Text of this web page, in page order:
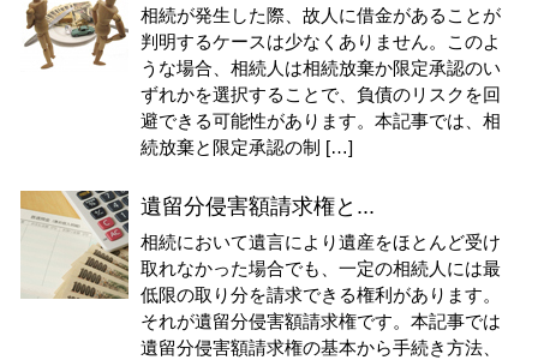
相続が発生した際、故人に借金があることが
判明するケースは少なくありません。このよ
うな場合、相続人は相続放棄か限定承認のい
ずれかを選択することで、負債のリスクを回
避できる可能性があります。本記事では、相
続放棄と限定承認の制 […]
遺留分侵害額請求権と...
相続において遺言により遺産をほとんど受け
取れなかった場合でも、一定の相続人には最
低限の取り分を請求できる権利があります。
それが遺留分侵害額請求権です。本記事では
遺留分侵害額請求権の基本から手続き方法、